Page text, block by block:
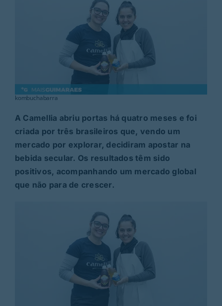
kombuchabarra
A Camellia abriu portas há quatro meses e foi
criada por três brasileiros que, vendo um
mercado por explorar, decidiram apostar na
bebida secular. Os resultados têm sido
positivos, acompanhando um mercado global
que não para de crescer.